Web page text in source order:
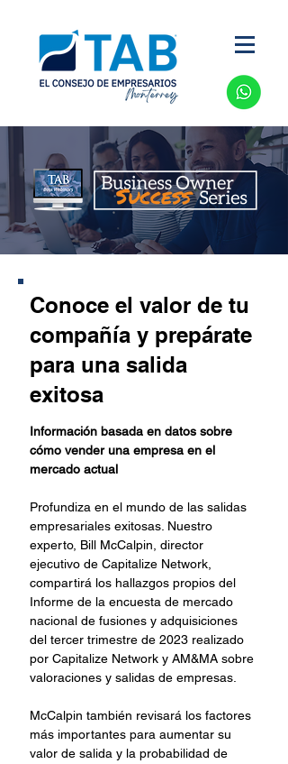
Conoce el valor de tu
compañía y prepárate
para una salida
exitosa
Información basada en datos sobre
cómo vender una empresa en el
mercado actual
Profundiza en el mundo de las salidas
empresariales exitosas. Nuestro
experto, Bill McCalpin, director
ejecutivo de Capitalize Network,
compartirá los hallazgos propios del
Informe de la encuesta de mercado
nacional de fusiones y adquisiciones
del tercer trimestre de 2023 realizado
por Capitalize Network y AM&MA sobre
valoraciones y salidas de empresas.
McCalpin también revisará los factores
más importantes para aumentar su
valor de salida y la probabilidad de